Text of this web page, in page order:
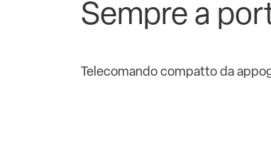
Sempre a
Telecomando compatto da